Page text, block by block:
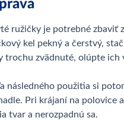
ružičky je potrebné zbaviť
kel pekný a čerstvý,
trochu zvädnuté, olúpte ich
následného použitia si
Pri krájaní na polovice
tvar a nerozpadnú sa.